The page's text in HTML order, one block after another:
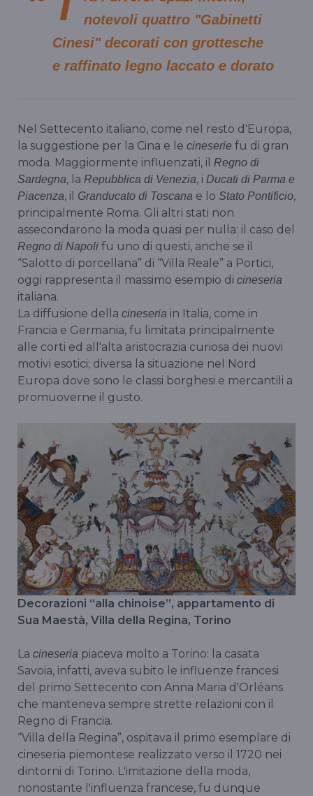
notevoli quattro "Gabinetti
Cinesi" decorati con grottesche
e raffinato legno laccato e dorato
Nel Settecento italiano, come nel resto d'Europa,
la suggestione per la Cina e le cineserie fu di gran
moda. Maggiormente influenzati, il
Regno di
Sardegna, la Repubblica di Venezia, i Ducati di Parma e
Piacenza, il Granducato di Toscana e lo Stato Pontificio,
principalmente Roma. Gli altri stati non
assecondarono la moda quasi per nulla: il caso del
Regno di Napoli fu uno di questi, anche se il
“Salotto di porcellana” di “Villa Reale” a Portici,
oggi rappresenta il massimo esempio di cineseria
italiana.
La diffusione della cineseria in Italia, come in
Francia e Germania, fu limitata principalmente
alle corti ed all'alta aristocrazia curiosa dei nuovi
motivi esotici; diversa la situazione nel Nord
Europa dove sono le classi borghesi e mercantili a
promuoverne il gusto.
Decorazioni “alla chinoise”, appartamento di
Sua Maestà, Villa della Regina, Torino
La cineseria piaceva molto a Torino: la casata
Savoia, infatti, aveva subito le influenze francesi
del primo Settecento con Anna Maria d'Orléans
che manteneva sempre strette relazioni con il
Regno di Francia.
“Villa della Regina”, ospitava il primo esemplare di
cineseria piemontese realizzato verso il 1720 nei
dintorni di Torino. L'imitazione della moda,
nonostante l'influenza francese, fu dunque